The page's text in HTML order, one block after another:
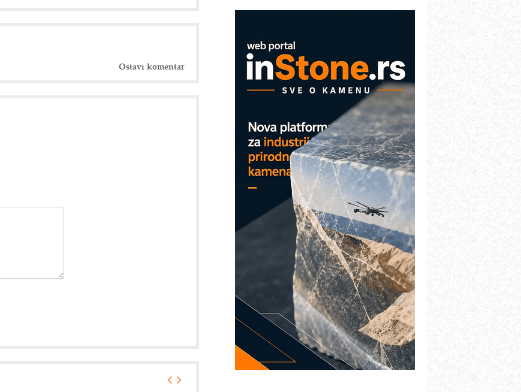
Ostavi komentar
ROSA i SCHUNK podižu proizvodnju
na viši nivo
Detekcija različitih oblika